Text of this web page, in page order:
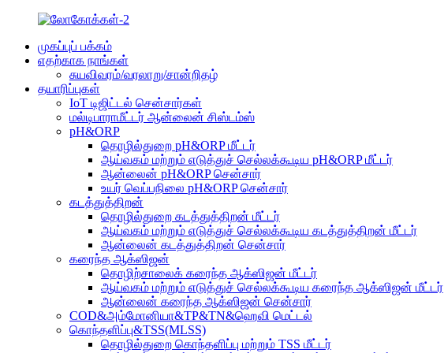
முகப்புப் பக்கம்
எதற்காக நாங்கள்
சுயவிவரம்/வரலாறு/சான்றிதழ்
தயாரிப்புகள்
IoT டிஜிட்டல் சென்சார்கள்
மல்டிபாராமீட்டர் ஆன்லைன் சிஸ்டம்ஸ்
pH&ORP
தொழில்துறை pH&ORP மீட்டர்
ஆய்வகம் மற்றும் எடுத்துச் செல்லக்கூடிய pH&ORP மீட்டர்
ஆன்லைன் pH&ORP சென்சார்
உயர் வெப்பநிலை pH&ORP சென்சார்
கடத்துத்திறன்
தொழில்துறை கடத்துத்திறன் மீட்டர்
ஆய்வகம் மற்றும் எடுத்துச் செல்லக்கூடிய கடத்துத்திறன் மீட்டர்
ஆன்லைன் கடத்துத்திறன் சென்சார்
கரைந்த ஆக்ஸிஜன்
தொழிற்சாலைக் கரைந்த ஆக்ஸிஜன் மீட்டர்
ஆய்வகம் மற்றும் எடுத்துச் செல்லக்கூடிய கரைந்த ஆக்ஸிஜன் மீட்டர்
ஆன்லைன் கரைந்த ஆக்ஸிஜன் சென்சார்
COD&அம்மோனியா&TP&TN&ஹெவி மெட்டல்
கொந்தளிப்பு&TSS(MLSS)
தொழில்துறை கொந்தளிப்பு மற்றும் TSS மீட்டர்